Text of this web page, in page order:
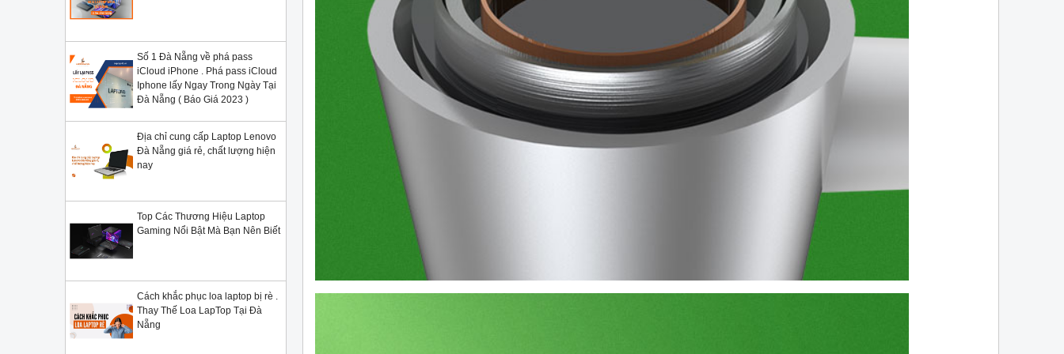
Số 1 Đà Nẵng về phá pass
iCloud iPhone . Phá pass iCloud
Iphone lấy Ngay Trong Ngày Tại
Đà Nẵng ( Báo Giá 2023 )
Địa chỉ cung cấp Laptop Lenovo
Đà Nẵng giá rẻ, chất lượng hiện
nay
Top Các Thương Hiệu Laptop
Gaming Nổi Bật Mà Bạn Nên Biết
Cách khắc phục loa laptop bị rè .
Thay Thế Loa LapTop Tại Đà
Nẵng